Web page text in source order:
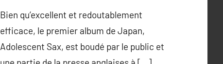
Bien qu’excellent et redoutablement
efficace, le premier album de Japan,
Adolescent Sax, est boudé par le public et